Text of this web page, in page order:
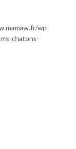
wp-
chatons-